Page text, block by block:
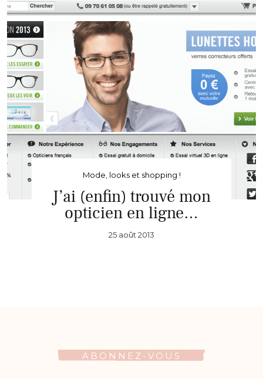
Mode, looks et shopping !
J’ai (enfin) trouvé mon
opticien en ligne…
25 août 2013
ABONNEZ-VOUS